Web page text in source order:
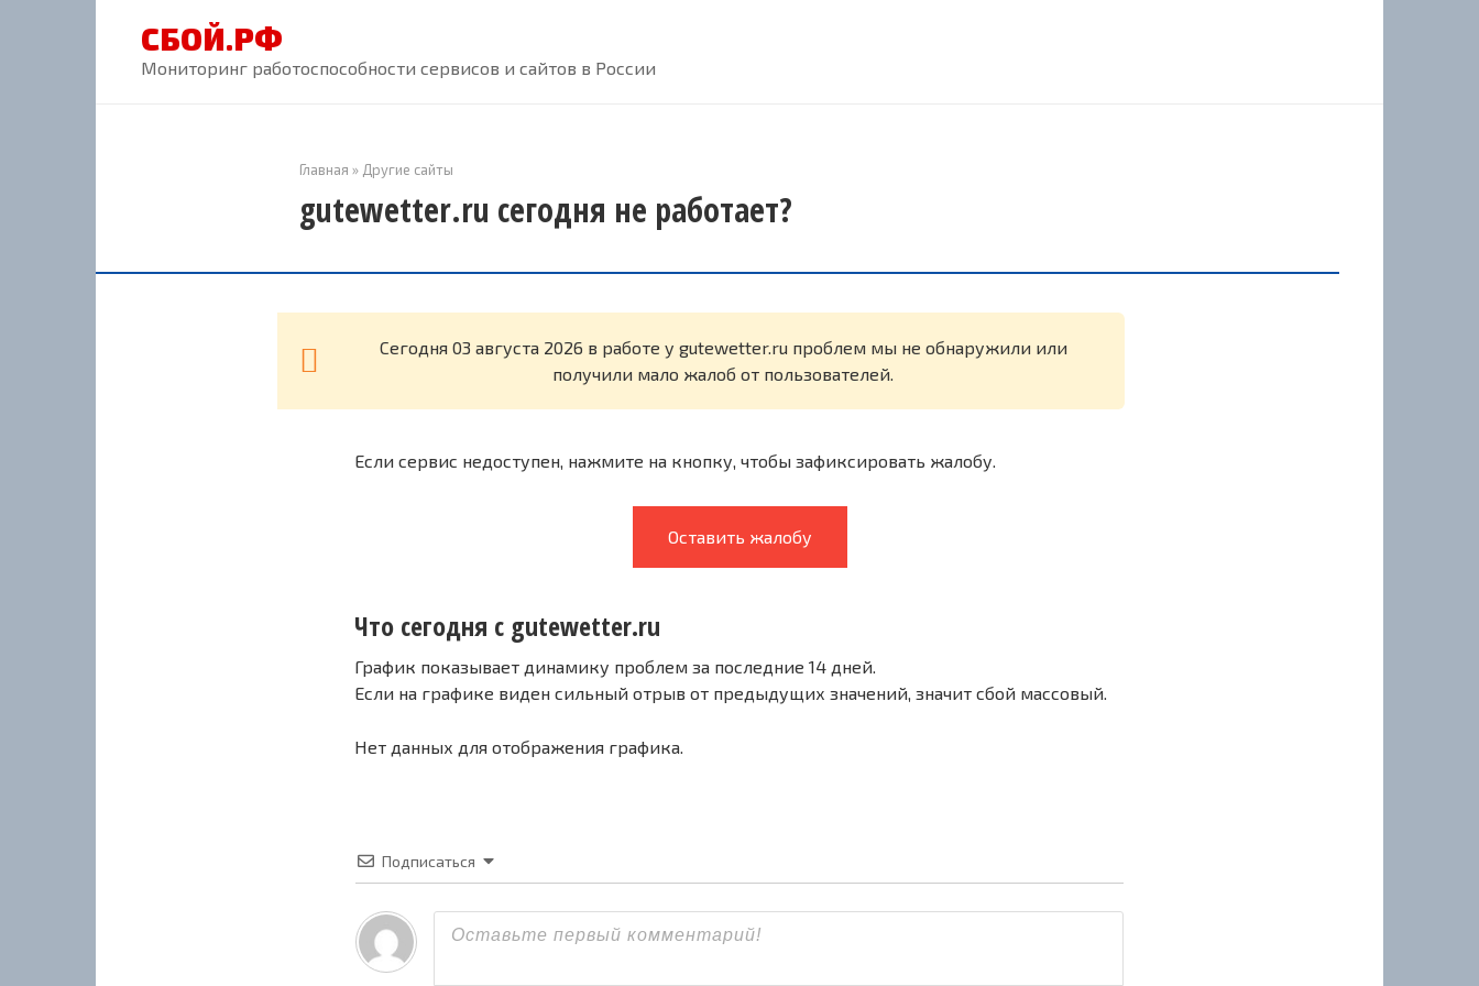
СБОЙ.РФ
Мониторинг работоспособности сервисов и сайтов в России
Главная » Другие сайты
gutewetter.ru сегодня не работает?
Cегодня 03 августа 2026 в работе у gutewetter.ru проблем мы не обнаружили или
получили мало жалоб от пользователей.
Если сервис недоступен, нажмите на кнопку, чтобы зафиксировать жалобу.
Оставить жалобу
Что сегодня с gutewetter.ru
График показывает динамику проблем за последние 14 дней.
Если на графике виден сильный отрыв от предыдущих значений, значит сбой массовый.
Нет данных для отображения графика.
Подписаться